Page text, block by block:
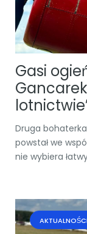
Gasi
Druga
powstał we
nie wybiera
AKTUALNOŚCI